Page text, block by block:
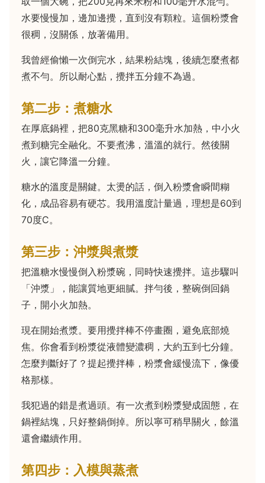
水要慢慢加，邊加邊攪，直到沒有顆粒。這個粉漿會
很稠，沒關係，放著備用。
我曾經偷懶一次倒完水，結果粉結塊，後續怎麼煮都
煮不勻。所以耐心點，攪拌五分鐘不為過。
第二步：煮糖水
在厚底鍋裡，把80克黑糖和300毫升水加熱，中小火
煮到糖完全融化。不要煮沸，溫溫的就行。然後關
火，讓它降溫一分鐘。
糖水的溫度是關鍵。太燙的話，倒入粉漿會瞬間糊
化，成品容易有硬芯。我用溫度計量過，理想是60到
70度C。
第三步：沖漿與煮漿
把溫糖水慢慢倒入粉漿碗，同時快速攪拌。這步驟叫
「沖漿」，能讓質地更細膩。拌勻後，整碗倒回鍋
子，開小火加熱。
現在開始煮漿。要用攪拌棒不停畫圈，避免底部燒
焦。你會看到粉漿從液體變濃稠，大約五到七分鐘。
怎麼判斷好了？提起攪拌棒，粉漿會緩慢流下，像優
格那樣。
我犯過的錯是煮過頭。有一次煮到粉漿變成固態，在
鍋裡結塊，只好整鍋倒掉。所以寧可稍早關火，餘溫
還會繼續作用。
第四步：入模與蒸煮